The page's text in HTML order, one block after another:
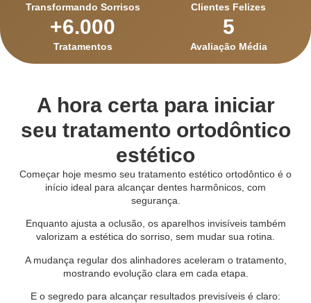
Transformando Sorrisos Clientes Felizes
Tratamentos
+6.000
Avaliação Média
5
A hora certa para iniciar
seu tratamento ortodôntico
estético
Começar hoje mesmo seu tratamento estético ortodôntico é o
início ideal para alcançar dentes harmônicos, com
segurança.
Enquanto ajusta a oclusão, os aparelhos invisíveis também
valorizam a estética do sorriso, sem mudar sua rotina.
A mudança regular dos alinhadores aceleram o tratamento,
mostrando evolução clara em cada etapa.
E o segredo para alcançar resultados previsíveis é claro: